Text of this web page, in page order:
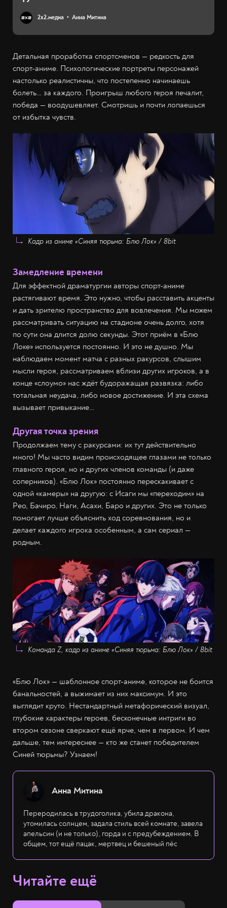
2х2.медиа Анна Митина
Детальная проработка спортсменов — редкость для
спорт-аниме. Психологические портреты персонажей
настолько реалистичны, что постепенно начинаешь
болеть… за каждого. Проигрыш любого героя печалит,
победа — воодушевляет. Смотришь и почти лопаешься
от избытка чувств.
Кадр из аниме «Синяя тюрьма: Блю Лок» / 8bit
Замедление времени
Для эффектной драматургии авторы спорт-аниме
растягивают время. Это нужно, чтобы расставить акценты
и дать зрителю пространство для вовлечения. Мы можем
рассматривать ситуацию на стадионе очень долго, хотя
по сути она длится долю секунды. Этот приём в «Блю
Локе» используется постоянно. И это не душно. Мы
наблюдаем момент матча с разных ракурсов, слышим
мысли героя, рассматриваем вблизи других игроков, а в
конце «слоумо» нас ждёт будоражащая развязка: либо
тотальная неудача, либо новое достижение. И эта схема
вызывает привыкание…
Другая точка зрения
Продолжаем тему с ракурсами: их тут действительно
много! Мы часто видим происходящее глазами не только
главного героя, но и других членов команды (и даже
соперников). «Блю Лок» постоянно перескакивает с
одной «камеры» на другую: с Исаги мы «переходим» на
Рео, Бачиро, Наги, Асахи, Баро и других. Это не только
помогает лучше объяснить ход соревнования, но и
делает каждого игрока особенным, а сам сериал —
родным.
Команда Z, кадр из аниме «Синяя тюрьма: Блю Лок» / 8bit
«Блю Лок» — шаблонное спорт-аниме, которое не боится
банальностей, а выжимает из них максимум. И это
выглядит круто. Нестандартный метафорический визуал,
глубокие характеры героев, бесконечные интриги во
втором сезоне сверкают ещё ярче, чем в первом. И чем
дальше, тем интереснее — кто же станет победителем
Синей тюрьмы? Узнаем!
Анна Митина
Переродилась в трудоголика, убила дракона,
утомилась солнцем, задала стиль всей комнате, завела
апельсин (и не только), горда и с предубеждением. В
общем, тот ещё пацак, мертвец и бешеный пёс
Читайте ещё